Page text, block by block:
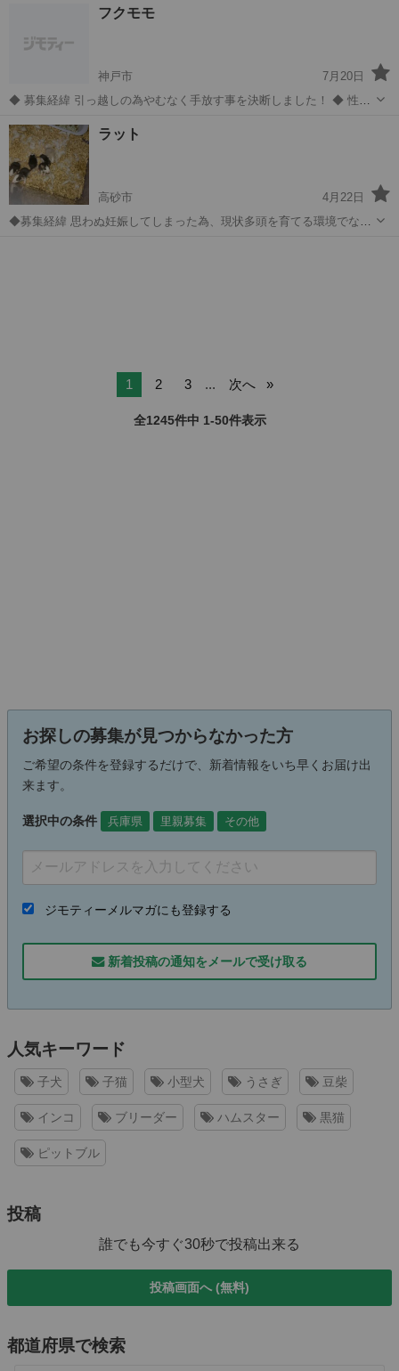
て、抱っこももちろんさせてくれます♡ 問題なし ◆ワクチン摂取、去
西脇市駅
フクモモ
神戸市
7月20日
◆ 募集経緯 引っ越しの為やむなく手放す事を決断しました！ ◆ 性格
かと思います！ 飼育環境が変われば少しの間威嚇したりすることはあ
ると思いますが慣れれば問題...
兵庫 神戸市
ラット
高砂市
4月22日
◆募集経緯 思わぬ妊娠してしまった為、現状多頭を育てる環境でない
1 2 3 ... 次へ
全1245件中 1-50件表示
お探しの募集が見つからなかった方
ご希望の条件を登録するだけで、新着情報をいち早くお届け出
来ます。
選択中の条件 兵庫県 里親募集 その他
ジモティーメルマガにも登録する
新着投稿の通知をメールで受け取る
人気キーワード
子犬 子猫 小型犬 うさぎ 豆柴
インコ ブリーダー ハムスター 黒猫
ピットブル
投稿
誰でも今すぐ30秒で投稿出来る
投稿画面へ (無料)
都道府県で検索